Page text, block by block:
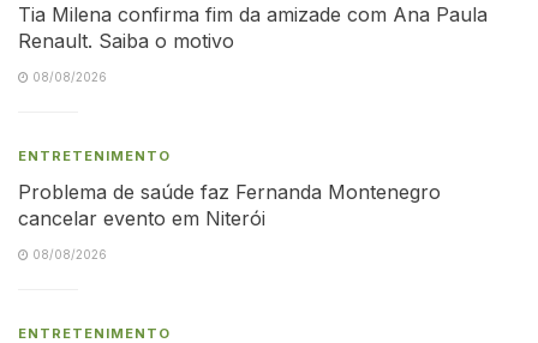
Tia Milena confirma fim da amizade com Ana Paula
Renault. Saiba o motivo
08/08/2026
ENTRETENIMENTO
Problema de saúde faz Fernanda Montenegro
cancelar evento em Niterói
08/08/2026
ENTRETENIMENTO